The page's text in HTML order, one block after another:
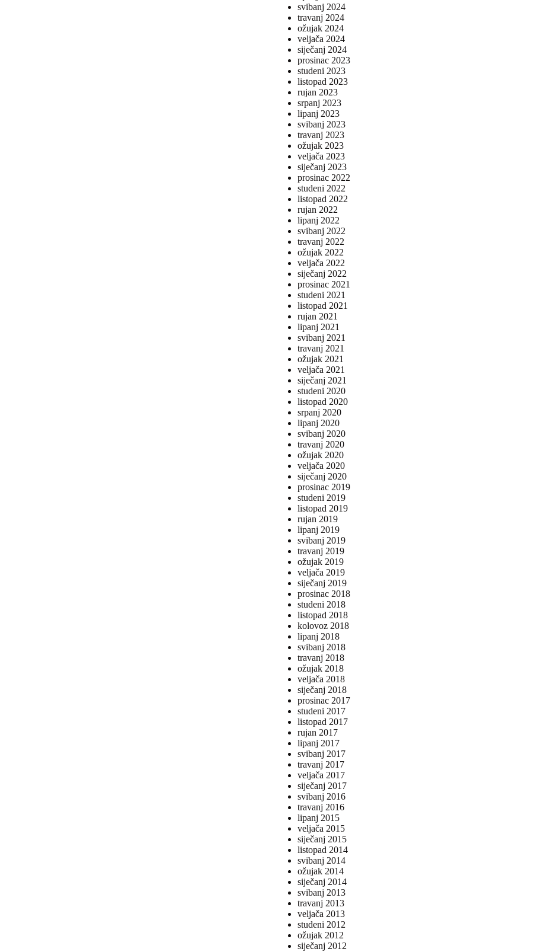
svibanj 2024
travanj 2024
ožujak 2024
veljača 2024
siječanj 2024
prosinac 2023
studeni 2023
listopad 2023
rujan 2023
srpanj 2023
lipanj 2023
svibanj 2023
travanj 2023
ožujak 2023
veljača 2023
siječanj 2023
prosinac 2022
studeni 2022
listopad 2022
rujan 2022
lipanj 2022
svibanj 2022
travanj 2022
ožujak 2022
veljača 2022
siječanj 2022
prosinac 2021
studeni 2021
listopad 2021
rujan 2021
lipanj 2021
svibanj 2021
travanj 2021
ožujak 2021
veljača 2021
siječanj 2021
studeni 2020
listopad 2020
srpanj 2020
lipanj 2020
svibanj 2020
travanj 2020
ožujak 2020
veljača 2020
siječanj 2020
prosinac 2019
studeni 2019
listopad 2019
rujan 2019
lipanj 2019
svibanj 2019
travanj 2019
ožujak 2019
veljača 2019
siječanj 2019
prosinac 2018
studeni 2018
listopad 2018
kolovoz 2018
lipanj 2018
svibanj 2018
travanj 2018
ožujak 2018
veljača 2018
siječanj 2018
prosinac 2017
studeni 2017
listopad 2017
rujan 2017
lipanj 2017
svibanj 2017
travanj 2017
veljača 2017
siječanj 2017
svibanj 2016
travanj 2016
lipanj 2015
veljača 2015
siječanj 2015
listopad 2014
svibanj 2014
ožujak 2014
siječanj 2014
svibanj 2013
travanj 2013
veljača 2013
studeni 2012
ožujak 2012
siječanj 2012